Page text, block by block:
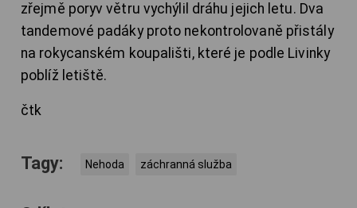
zřejmě poryv větru vychýlil dráhu jejich letu. Dva
tandemové padáky proto nekontrolovaně přistály
na rokycanském koupališti, které je podle Livinky
poblíž letiště.
čtk
Tagy: Nehoda záchranná služba